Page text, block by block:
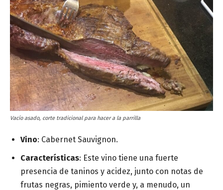
Vacío asado, corte tradicional para hacer a la parrilla
Vino: Cabernet Sauvignon.
Características: Este vino tiene una fuerte
presencia de taninos y acidez, junto con notas de
frutas negras, pimiento verde y, a menudo, un